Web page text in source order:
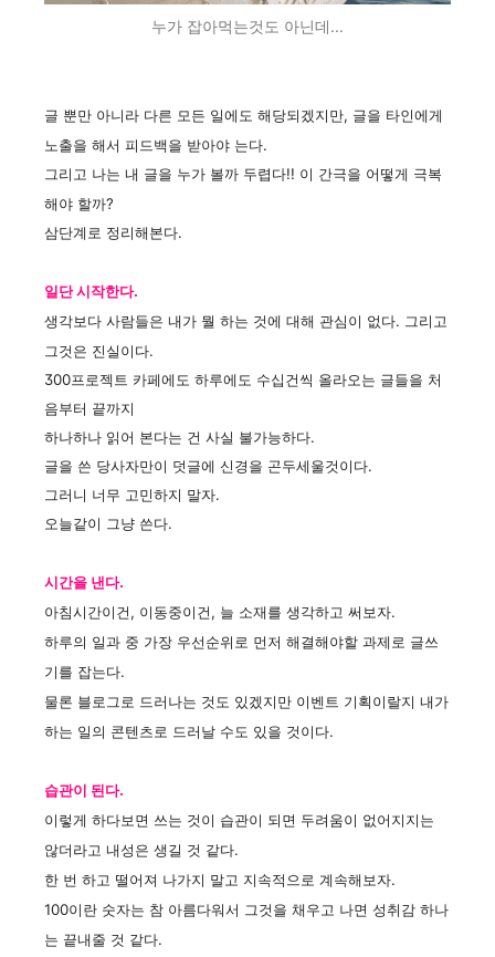
누가 잡아먹는것도 아닌데...
글 뿐만 아니라 다른 모든 일에도 해당되겠지만, 글을 타인에게
노출을 해서 피드백을 받아야 는다.
그리고 나는 내 글을 누가 볼까 두렵다!! 이 간극을 어떻게 극복
해야 할까?
삼단계로 정리해본다.
일단시작한다.
생각보다 사람들은 내가 뭘 하는 것에 대해 관심이 없다. 그리고
그것은 진실이다.
300프로젝트 카페에도 하루에도 수십건씩 올라오는 글들을 처
음부터 끝까지
하나하나 읽어 본다는 건 사실 불가능하다.
글을 쓴 당사자만이 덧글에 신경을 곤두세울것이다.
그러니 너무 고민하지 말자.
오늘같이 그냥 쓴다.
시간을 낸다.
아침시간이건, 이동중이건, 늘 소재를 생각하고 써보자.
하루의 일과 중 가장 우선순위로 먼저 해결해야할 과제로 글쓰
기를 잡는다.
물론 블로그로 드러나는 것도 있겠지만 이벤트 기획이랄지 내가
하는 일의 콘텐츠로 드러날 수도 있을 것이다.
습관이 된다.
이렇게 하다보면 쓰는 것이 습관이 되면 두려움이 없어지지는
않더라고 내성은 생길 것 같다.
한 번 하고 떨어져 나가지 말고 지속적으로 계속해보자.
100이란 숫자는 참 아름다워서 그것을 채우고 나면 성취감 하나
는 끝내줄 것 같다.